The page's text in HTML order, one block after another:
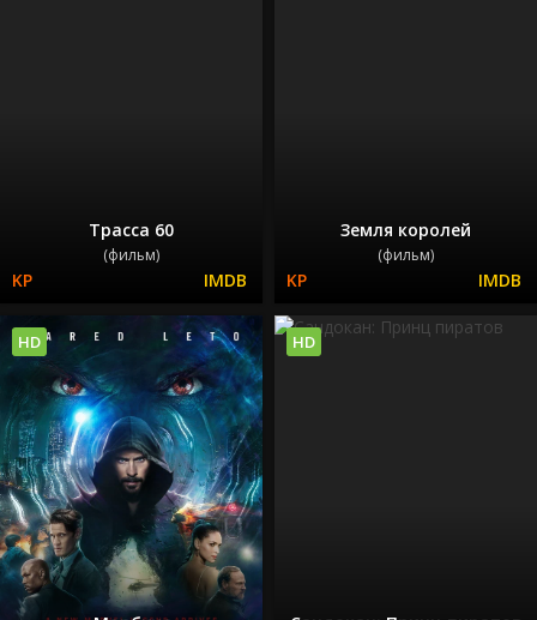
Трасса 60
(фильм)
Земля королей
(фильм)
HD HD